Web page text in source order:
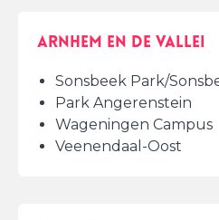
Arnhem en de Vallei
Sonsbeek Park/
Park Angerenstein
Wageningen Campus
Veenendaal-Oost